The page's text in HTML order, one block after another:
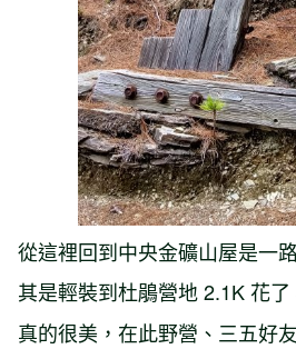
從這裡回到中央金礦山屋是一
其是輕裝到杜鵑營地 2.1K 花了
真的很美，在此野營、三五好